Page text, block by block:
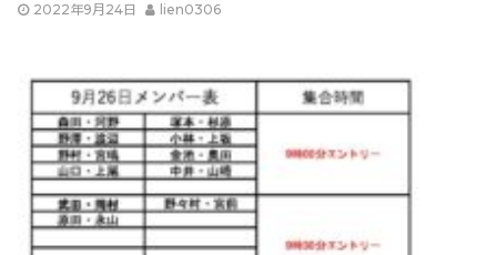
2022年9月24日 lien0306